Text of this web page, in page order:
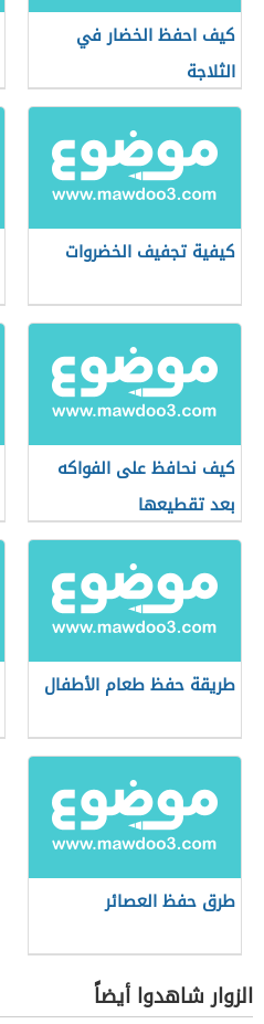
كيف احفظ الخضار في
الثلاجة
كيفية تجفيف الخضروات
كيف نحافظ على الفواكه
بعد تقطيعها
طريقة حفظ طعام الأطفال
طرق حفظ العصائر
الزوار شاهدوا أيضاً